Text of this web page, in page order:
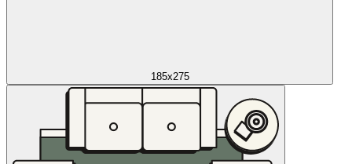
185x275